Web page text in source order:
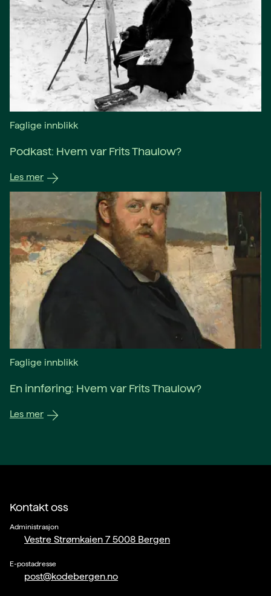
Faglige innblikk
Podkast: Hvem var Frits Thaulow?
Les mer
Faglige innblikk
En innføring: Hvem var Frits Thaulow?
Les mer
Kontakt oss
Administrasjon
Vestre Strømkaien 7 5008 Bergen
E-postadresse
post@kodebergen.no